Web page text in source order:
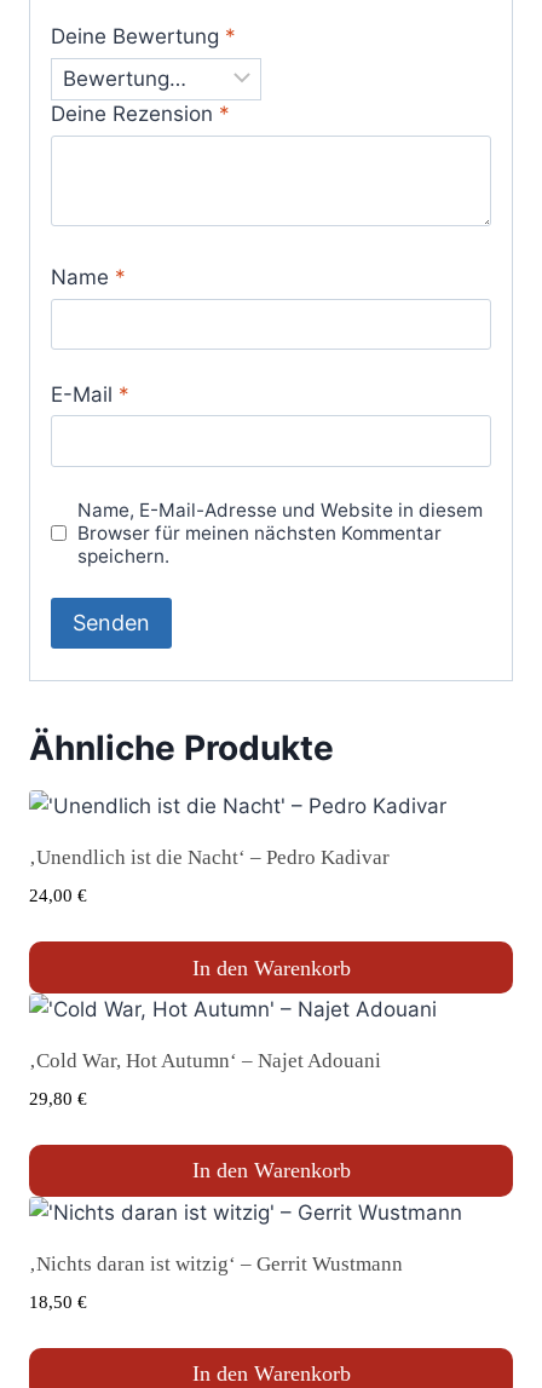
Deine Bewertung *
Deine Rezension *
Name *
E-Mail *
Name, E-Mail-Adresse und Website in diesem
Browser für meinen nächsten Kommentar
speichern.
Ähnliche Produkte
‚Unendlich ist die Nacht‘ – Pedro Kadivar
24,00 €
In den Warenkorb
‚Cold War, Hot Autumn‘ – Najet Adouani
29,80 €
In den Warenkorb
‚Nichts daran ist witzig‘ – Gerrit Wustmann
18,50 €
In den Warenkorb